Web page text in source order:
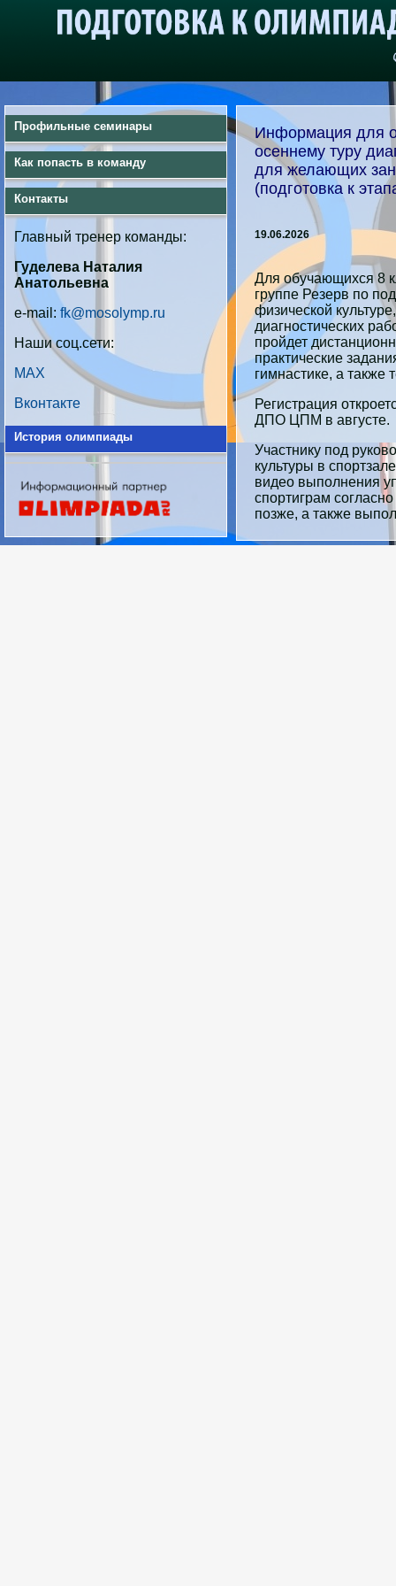
Профильные семинары
Как попасть в команду
Контакты
Главный тренер команды:
Гуделева Наталия
Анатольевна
e-mail: fk@mosolymp.ru
Наши соц.сети:
MAX
Вконтакте
История олимпиады
Информация для
осеннему туру
для желающих
(подготовка к
19.06.2026
Для обучающихся 8
группе Резерв по
физической
диагностических
пройдет
практические
гимнастике, а также
Регистрация
ДПО ЦПМ в августе.
Участнику под
культуры в
видео выполнения
спортиграм
позже, а также